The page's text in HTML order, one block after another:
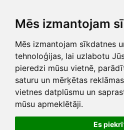
Mēs izmantojam
Mēs izmantojam sīkdatnes
tehnoloģijas, lai uzlabotu
pieredzi mūsu vietnē,
saturu un mērķētas
vietnes datplūsmu un
mūsu apmeklētāji.
Es